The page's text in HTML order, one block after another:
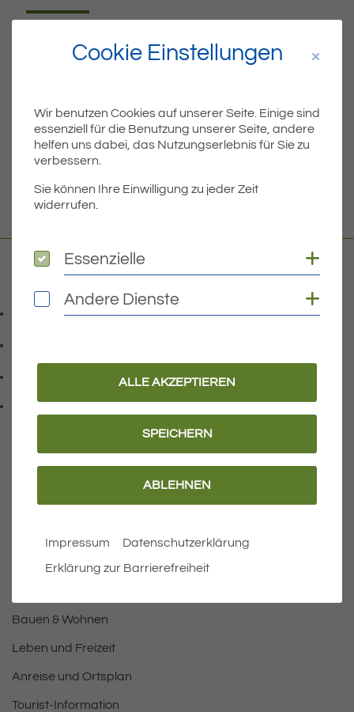
Dateiname MIBLA-35-2018.PDF
Dateigröße 3.37 MB
DOWNLOAD
07541 9708-0
Telefonnummer: 0 7 5 4 1 9 7 0 8 0
info@eriskirch.de
E-Mail Adresse: info@eriskirch.de
Adresse:
Wichtige Links
Öffnungszeiten Rathaus
Bauen & Wohnen
Leben und Freizeit
Anreise und Ortsplan
Tourist-Information
Cookie Einstellungen
Wir benutzen Cookies auf unserer Seite. Einige sind
essenziell für die Benutzung unserer Seite, andere
helfen uns dabei, das Nutzungserlebnis für Sie zu
verbessern.
Sie können Ihre Einwilligung zu jeder Zeit
widerrufen.
Essenzielle
Essenzielle
Andere Dienste
Andere Dienste
ALLE AKZEPTIEREN
SPEICHERN
ABLEHNEN
Impressum
Datenschutzerklärung
Erklärung zur Barrierefreiheit